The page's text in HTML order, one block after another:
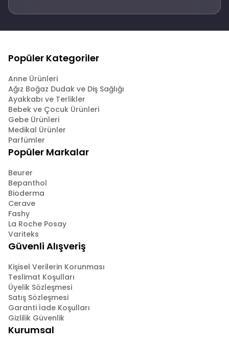
Popüler Kategoriler
Anne Ürünleri
Ağız Boğaz Dudak ve Diş Sağlığı
Ayakkabı ve Terlikler
Bebek ve Çocuk Ürünleri
Gebe Ürünleri
Medikal Ürünler
Parfümler
Popüler Markalar
Beurer
Bepanthol
Bioderma
Cerave
Fashy
La Roche Posay
Variteks
Güvenli Alışveriş
Kişisel Verilerin Korunması
Teslimat Koşulları
Üyelik Sözleşmesi
Satış Sözleşmesi
Garanti İade Koşulları
Gizlilik Güvenlik
Kurumsal